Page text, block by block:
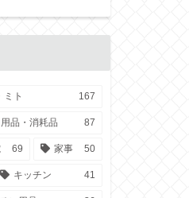
ミト 167
用品・消耗品 87
69 家事 50
キッチン 41